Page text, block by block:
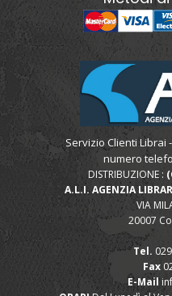
Servizio Clienti Librai
numero
DISTRIBUZIONE :
A.L.I. AGENZIA
VIA
20007
Tel.
Fax
E-Mail